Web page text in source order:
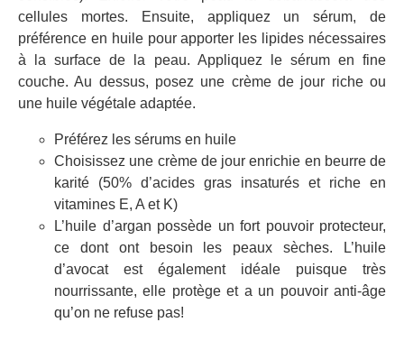
cellules mortes. Ensuite, appliquez un sérum, de
préférence en huile pour apporter les lipides nécessaires
à la surface de la peau. Appliquez le sérum en fine
couche. Au dessus, posez une crème de jour riche ou
une huile végétale adaptée.
Préférez les sérums en huile
Choisissez une crème de jour enrichie en beurre de
karité (50% d’acides gras insaturés et riche en
vitamines E, A et K)
L’huile d’argan possède un fort pouvoir protecteur,
ce dont ont besoin les peaux sèches. L’huile
d’avocat est également idéale puisque très
nourrissante, elle protège et a un pouvoir anti-âge
qu’on ne refuse pas!